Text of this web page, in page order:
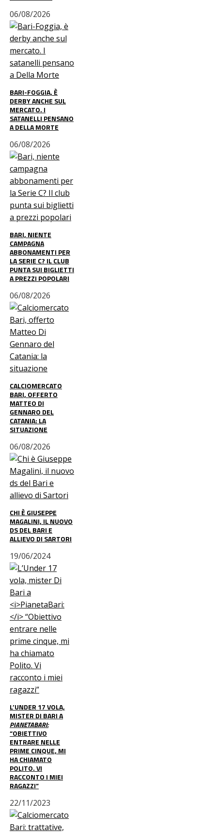
06/08/2026
BARI-FOGGIA, È
DERBY ANCHE SUL
MERCATO. I
SATANELLI PENSANO
A DELLA MORTE
06/08/2026
BARI, NIENTE
CAMPAGNA
ABBONAMENTI PER
LA SERIE C? IL CLUB
PUNTA SUI BIGLIETTI
A PREZZI POPOLARI
06/08/2026
CALCIOMERCATO
BARI, OFFERTO
MATTEO DI
GENNARO DEL
CATANIA: LA
SITUAZIONE
06/08/2026
CHI È GIUSEPPE
MAGALINI, IL NUOVO
DS DEL BARI E
ALLIEVO DI SARTORI
19/06/2024
L’UNDER 17 VOLA,
MISTER DI BARI A
PIANETABARI:
“OBIETTIVO
ENTRARE NELLE
PRIME CINQUE, MI
HA CHIAMATO
POLITO. VI
RACCONTO I MIEI
RAGAZZI”
22/11/2023